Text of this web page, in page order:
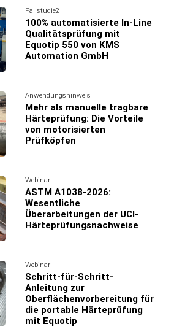
Fallstudie2
100% automatisierte In-Line
Qualitätsprüfung mit
Equotip 550 von KMS
Automation GmbH
Anwendungshinweis
Mehr als manuelle tragbare
Härteprüfung: Die Vorteile
von motorisierten
Prüfköpfen
Webinar
ASTM A1038-2026:
Wesentliche
Überarbeitungen der UCI-
Härteprüfungsnachweise
Webinar
Schritt-für-Schritt-
Anleitung zur
Oberflächenvorbereitung für
die portable Härteprüfung
mit Equotip